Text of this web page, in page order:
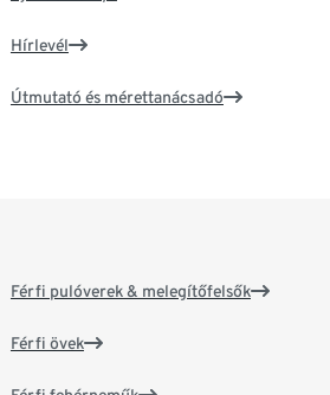
Hírlevél
Útmutató és mérettanácsadó
Férfi pulóverek & melegítőfelsők
Férfi övek